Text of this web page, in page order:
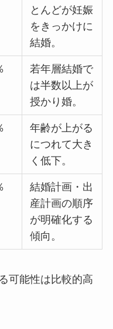
とんどが妊娠
をきっかけに
結婚。
若年層結婚で
は半数以上が
授かり婚。
年齢が上がる
につれて大き
く低下。
結婚計画・出
産計画の順序
が明確化する
傾向。
可能性は比較的高